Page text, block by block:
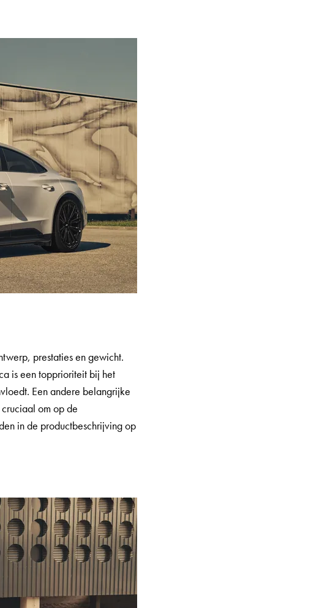
prestaties en gewicht.
is een topprioriteit bij het
Een andere belangrijke
om op de
in de productbeschrijving op